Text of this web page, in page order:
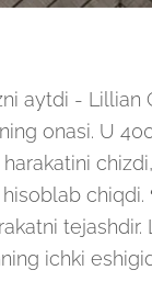
aytdi -
onasi. U
ichki